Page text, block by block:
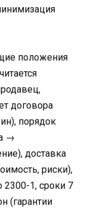
положения
договора
порядок
→
доставка
риски),
2300-1, сроки 7
(гарантии